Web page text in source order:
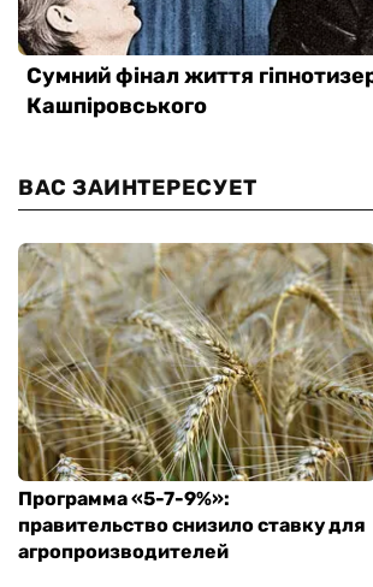
ВАС ЗАИНТЕРЕСУЕТ
Программа «5-7-9%»:
правительство снизило ставку для
агропроизводителей